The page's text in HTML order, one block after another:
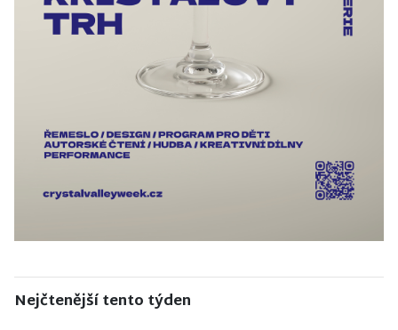
Nejčtenější tento týden